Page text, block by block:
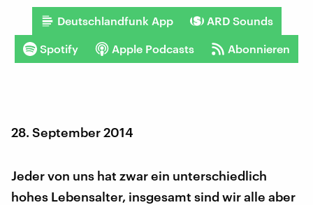
Deutschlandfunk App ARD Sounds
Spotify Apple Podcasts Abonnieren
28. September 2014
Jeder von uns hat zwar ein unterschiedlich
hohes Lebensalter, insgesamt sind wir alle aber